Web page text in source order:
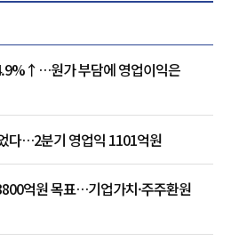
원가 부담에 영업이익은
다…2분기 영업익 1101억원
억원 목표…기업가치·주주환원